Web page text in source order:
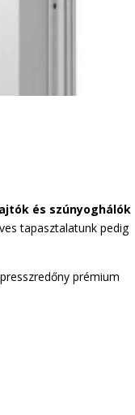
és szúnyoghálók
tapasztalatunk pedig
prémium